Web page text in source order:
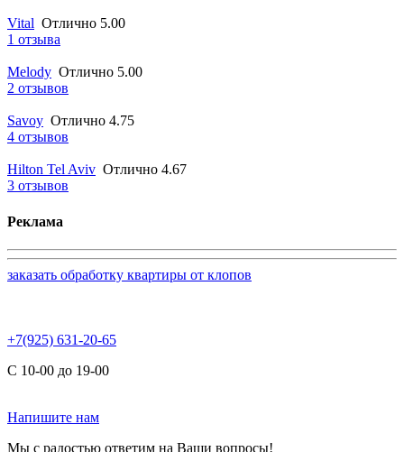
Vital Отлично 5.00
1 отзыва
Melody Отлично 5.00
2 отзывов
Savoy Отлично 4.75
4 отзывов
Hilton Tel Aviv Отлично 4.67
3 отзывов
Реклама
заказать обработку квартиры от клопов
+7(925) 631-20-65
С 10-00 до 19-00
Напишите нам
Мы с радостью ответим на Ваши вопросы!